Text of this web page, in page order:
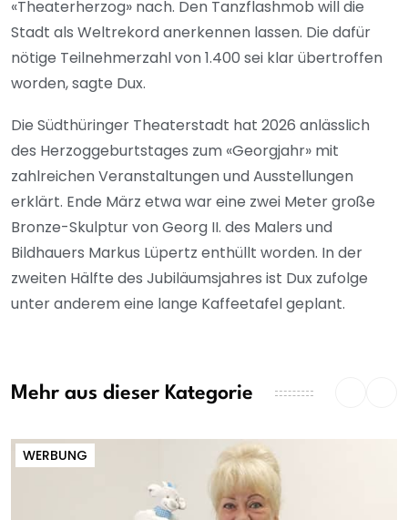
«Theaterherzog» nach. Den Tanzflashmob will die
Stadt als Weltrekord anerkennen lassen. Die dafür
nötige Teilnehmerzahl von 1.400 sei klar übertroffen
worden, sagte Dux.
Die Südthüringer Theaterstadt hat 2026 anlässlich
des Herzoggeburtstages zum «Georgjahr» mit
zahlreichen Veranstaltungen und Ausstellungen
erklärt. Ende März etwa war eine zwei Meter große
Bronze-Skulptur von Georg II. des Malers und
Bildhauers Markus Lüpertz enthüllt worden. In der
zweiten Hälfte des Jubiläumsjahres ist Dux zufolge
unter anderem eine lange Kaffeetafel geplant.
Mehr aus dieser Kategorie
WERBUNG